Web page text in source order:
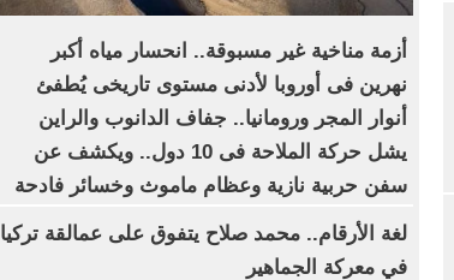
أزمة مناخية غير مسبوقة.. انحسار مياه أكبر
نهرين فى أوروبا لأدنى مستوى تاريخى يُطفئ
أنوار المجر ورومانيا.. جفاف الدانوب والراين
يشل حركة الملاحة فى 10 دول.. ويكشف عن
سفن حربية نازية وعظام ماموث وخسائر فادحة
لغة الأرقام.. محمد صلاح يتفوق على عمالقة تركيا
في معركة الجماهير